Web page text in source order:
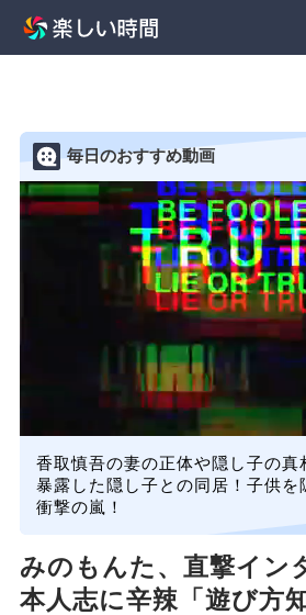
毎日のおすすめ動画
香取慎吾の妻の正体や隠し子の真
暴露した隠し子との同居！子供を
衝撃の嵐！
みのもんた、直撃イン
本人志に辛辣「遊び方